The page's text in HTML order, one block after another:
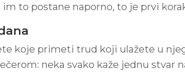
im to postane naporno, to je prvi
koje primeti trud koji ulažete u
neka svako kaže jednu stvar